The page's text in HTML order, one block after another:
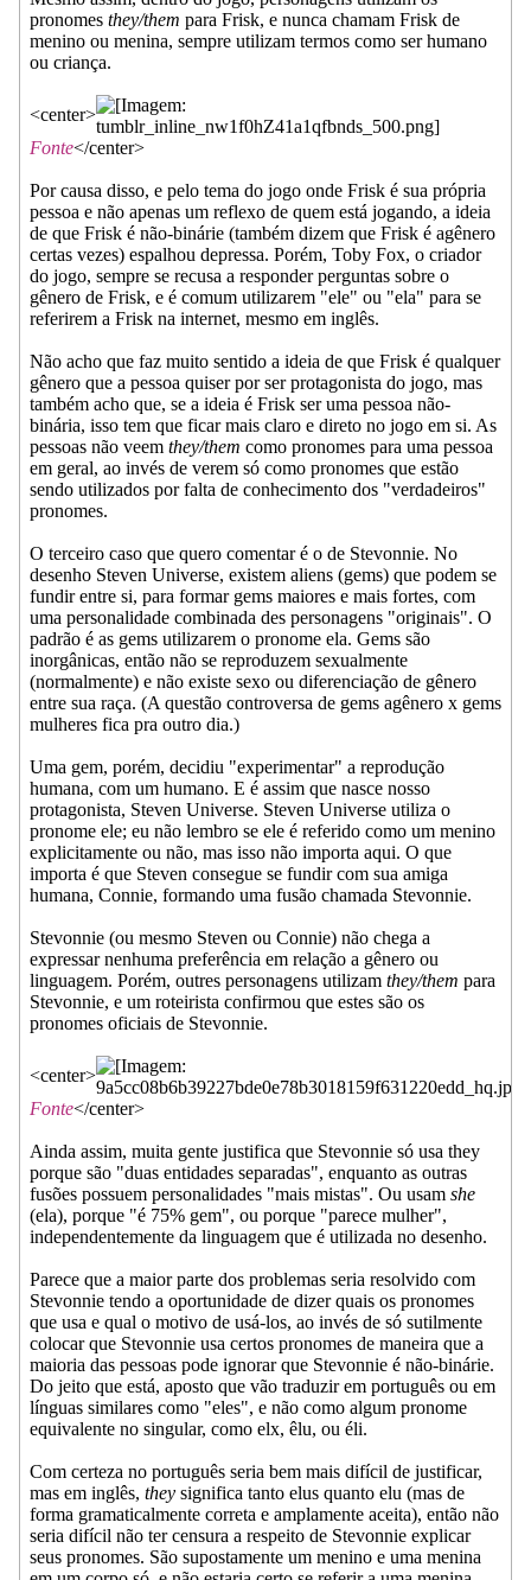
pronomes they/them para Frisk, e nunca chamam Frisk de
menino ou menina, sempre utilizam termos como ser humano
ou criança.
<center>
Fonte</center>
Por causa disso, e pelo tema do jogo onde Frisk é sua própria
pessoa e não apenas um reflexo de quem está jogando, a ideia
de que Frisk é não-binárie (também dizem que Frisk é agênero
certas vezes) espalhou depressa. Porém, Toby Fox, o criador
do jogo, sempre se recusa a responder perguntas sobre o
gênero de Frisk, e é comum utilizarem "ele" ou "ela" para se
referirem a Frisk na internet, mesmo em inglês.
Não acho que faz muito sentido a ideia de que Frisk é qualquer
gênero que a pessoa quiser por ser protagonista do jogo, mas
também acho que, se a ideia é Frisk ser uma pessoa não-
binária, isso tem que ficar mais claro e direto no jogo em si. As
pessoas não veem they/them como pronomes para uma pessoa
em geral, ao invés de verem só como pronomes que estão
sendo utilizados por falta de conhecimento dos "verdadeiros"
pronomes.
O terceiro caso que quero comentar é o de Stevonnie. No
desenho Steven Universe, existem aliens (gems) que podem se
fundir entre si, para formar gems maiores e mais fortes, com
uma personalidade combinada des personagens "originais". O
padrão é as gems utilizarem o pronome ela. Gems são
inorgânicas, então não se reproduzem sexualmente
(normalmente) e não existe sexo ou diferenciação de gênero
entre sua raça. (A questão controversa de gems agênero x gems
mulheres fica pra outro dia.)
Uma gem, porém, decidiu "experimentar" a reprodução
humana, com um humano. E é assim que nasce nosso
protagonista, Steven Universe. Steven Universe utiliza o
pronome ele; eu não lembro se ele é referido como um menino
explicitamente ou não, mas isso não importa aqui. O que
importa é que Steven consegue se fundir com sua amiga
humana, Connie, formando uma fusão chamada Stevonnie.
Stevonnie (ou mesmo Steven ou Connie) não chega a
expressar nenhuma preferência em relação a gênero ou
linguagem. Porém, outres personagens utilizam they/them para
Stevonnie, e um roteirista confirmou que estes são os
pronomes oficiais de Stevonnie.
<center>
Fonte</center>
Ainda assim, muita gente justifica que Stevonnie só usa they
porque são "duas entidades separadas", enquanto as outras
fusões possuem personalidades "mais mistas". Ou usam she
(ela), porque "é 75% gem", ou porque "parece mulher",
independentemente da linguagem que é utilizada no desenho.
Parece que a maior parte dos problemas seria resolvido com
Stevonnie tendo a oportunidade de dizer quais os pronomes
que usa e qual o motivo de usá-los, ao invés de só sutilmente
colocar que Stevonnie usa certos pronomes de maneira que a
maioria das pessoas pode ignorar que Stevonnie é não-binárie.
Do jeito que está, aposto que vão traduzir em português ou em
línguas similares como "eles", e não como algum pronome
equivalente no singular, como elx, êlu, ou éli.
Com certeza no português seria bem mais difícil de justificar,
mas em inglês, they significa tanto elus quanto elu (mas de
forma gramaticalmente correta e amplamente aceita), então não
seria difícil não ter censura a respeito de Stevonnie explicar
seus pronomes. São supostamente um menino e uma menina